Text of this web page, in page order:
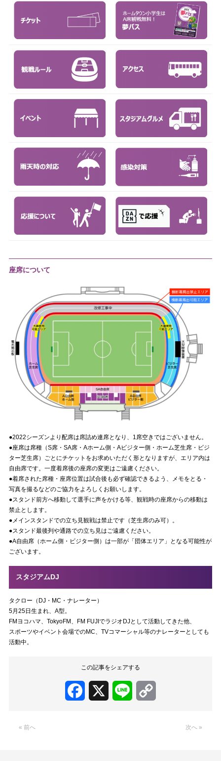
座席について
●2022シーズンより配席は席詰め連席となり、1席空きではございません。
●座席は席種（S席・SA席・Aホーム側・Aビジター側・ホーム芝生席・ビジ
ター芝生席）ごとにチケットをお求めいただく形となりますが、エリア内は
自由席です。一度着席後の座席の変更はご遠慮ください。
●着席された席種・座席位置は試合後も必ず確認できるよう、メモをとる・
写真を撮るなどのご協力をよろしくお願いします。
●スタンド前方へ移動して選手に声をかける等、観戦時の座席からの移動は
禁止とします。
●メインスタンドでの立ち見観戦は禁止です（芝生席のみ可）。
●スタンド最後列や通路での立ち見はご遠慮ください。
●A自由席（ホーム側・ビジター側）は一部が「団体エリア」となる可能性が
ございます。
スタジアムDJ
タクロー（DJ・MC・ナレーター）
5月25日生まれ、A型。
FMヨコハマ、TokyoFM、FM FUJIでラジオDJとして活動してきた他、
スポーツやイベント会場でのMC、TVコマーシャル等のナレーターとしても
活動中。
この記事をシェアする
Facebook Line
« 前へ 次へ »